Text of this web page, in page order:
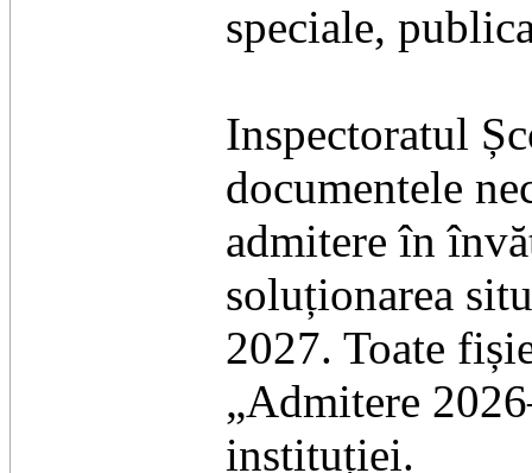
speciale,
Inspectoratul
documentele
admitere în
soluționarea
2027. Toate
„Admitere
instituției.